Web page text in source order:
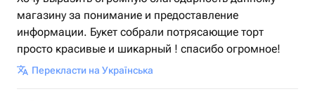
магазину за понимание и предоставление
информации. Букет собрали потрясающие торт
просто красивые и шикарный ! спасибо огромное!
Перекласти на Українська